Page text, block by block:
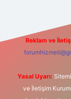
Reklam ve
Yasal Uyarı:
ve İletişim